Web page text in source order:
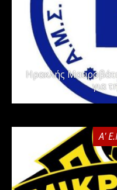
Ηρακλής
για
Α'